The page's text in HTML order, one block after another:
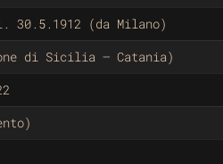
30.5.1912 (da Milano)
di Sicilia – Catania)